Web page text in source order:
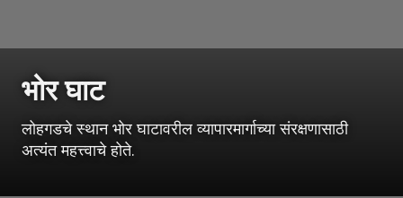
भोर घाट
लोहगडचे स्थान भोर घाटावरील व्यापारमार्गाच्या संरक्षणासाठी
अत्यंत महत्त्वाचे होते.